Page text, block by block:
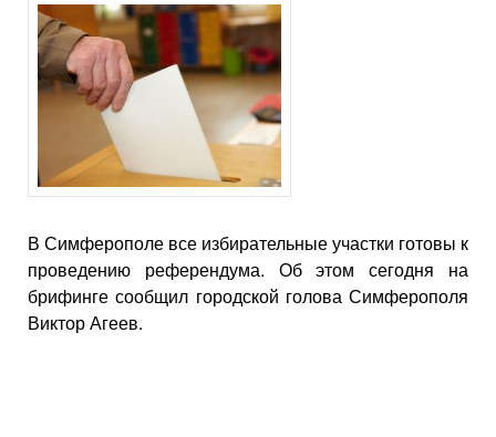
В Симферополе все избирательные участки готовы к
проведению референдума. Об этом сегодня на
брифинге сообщил городской голова Симферополя
Виктор Агеев.